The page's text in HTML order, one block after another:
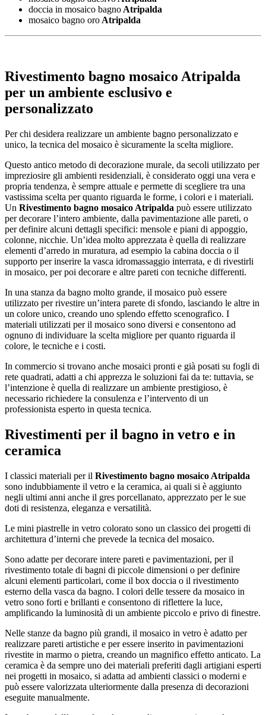
doccia in mosaico bagnoAtripalda
mosaico bagno oroAtripalda
Rivestimento bagno mosaico Atripalda
per un ambiente esclusivo e
personalizzato
Per chi desidera realizzare un ambiente bagno personalizzato e
unico, la tecnica del mosaico è sicuramente la scelta migliore.
Questo antico metodo di decorazione murale, da secoli utilizzato per
impreziosire gli ambienti residenziali, è considerato oggi una vera e
propria tendenza, è sempre attuale e permette di scegliere tra una
vastissima scelta per quanto riguarda le forme, i colori e i materiali.
Un Rivestimento bagno mosaico Atripalda può essere utilizzato
per decorare l’intero ambiente, dalla pavimentazione alle pareti, o
per definire alcuni dettagli specifici: mensole e piani di appoggio,
colonne, nicchie. Un’idea molto apprezzata è quella di realizzare
elementi d’arredo in muratura, ad esempio la cabina doccia o il
supporto per inserire la vasca idromassaggio interrata, e di rivestirli
in mosaico, per poi decorare e altre pareti con tecniche differenti.
In una stanza da bagno molto grande, il mosaico può essere
utilizzato per rivestire un’intera parete di sfondo, lasciando le altre in
un colore unico, creando uno splendo effetto scenografico. I
materiali utilizzati per il mosaico sono diversi e consentono ad
ognuno di individuare la scelta migliore per quanto riguarda il
colore, le tecniche e i costi.
In commercio si trovano anche mosaici pronti e già posati su fogli di
rete quadrati, adatti a chi apprezza le soluzioni fai da te: tuttavia, se
l’intenzione è quella di realizzare un ambiente prestigioso, è
necessario richiedere la consulenza e l’intervento di un
professionista esperto in questa tecnica.
Rivestimenti per il bagno in vetro e in
ceramica
I classici materiali per il Rivestimento bagno mosaico Atripalda
sono indubbiamente il vetro e la ceramica, ai quali si è aggiunto
negli ultimi anni anche il gres porcellanato, apprezzato per le sue
doti di resistenza, eleganza e versatilità.
Le mini piastrelle in vetro colorato sono un classico dei progetti di
architettura d’interni che prevede la tecnica del mosaico.
Sono adatte per decorare intere pareti e pavimentazioni, per il
rivestimento totale di bagni di piccole dimensioni o per definire
alcuni elementi particolari, come il box doccia o il rivestimento
esterno della vasca da bagno. I colori delle tessere da mosaico in
vetro sono forti e brillanti e consentono di riflettere la luce,
amplificando la luminosità di un ambiente piccolo e privo di finestre.
Nelle stanze da bagno più grandi, il mosaico in vetro è adatto per
realizzare pareti artistiche e per essere inserito in pavimentazioni
rivestite in marmo o pietra, creando un magnifico effetto anticato. La
ceramica è da sempre uno dei materiali preferiti dagli artigiani esperti
nei progetti in mosaico, si adatta ad ambienti classici o moderni e
può essere valorizzata ulteriormente dalla presenza di decorazioni
eseguite manualmente.